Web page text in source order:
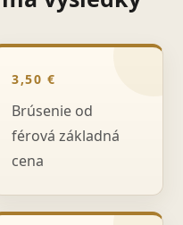
3,50 €
Brúsenie od
férová základná
cena